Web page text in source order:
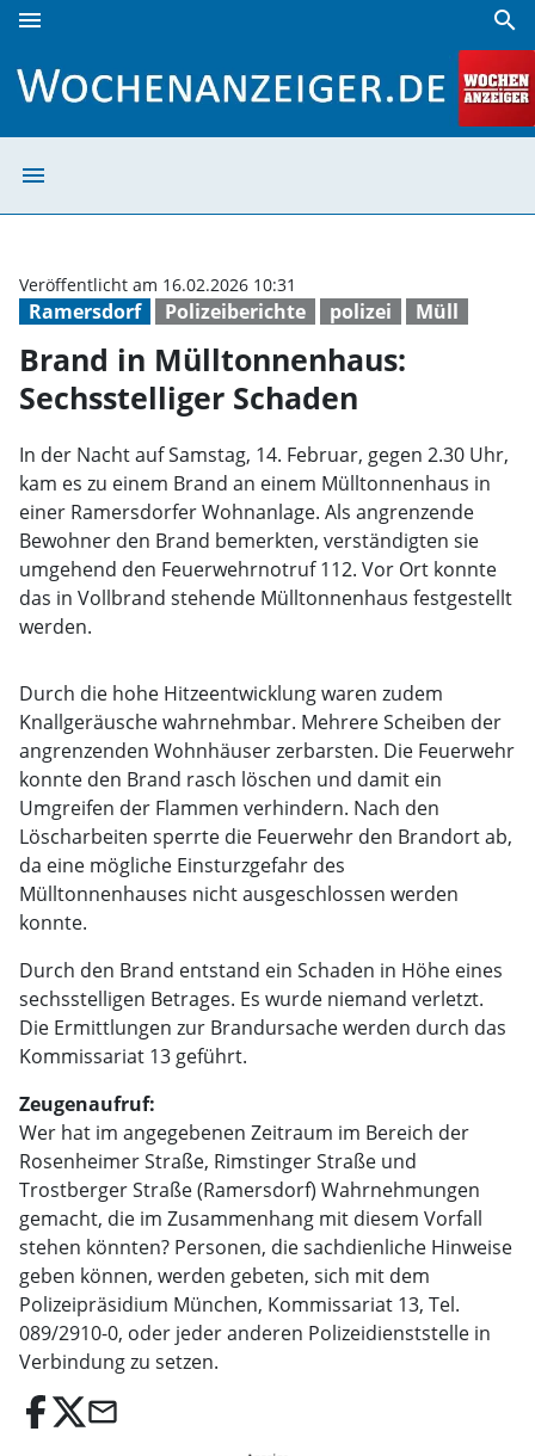
menu search
menu
Ramersdorf Polizeiberichte polizei Müll
Veröffentlicht am 16.02.2026 10:31
Brand in Mülltonnenhaus:
Sechsstelliger Schaden
In der Nacht auf Samstag, 14. Februar, gegen 2.30 Uhr,
kam es zu einem Brand an einem Mülltonnenhaus in
einer Ramersdorfer Wohnanlage. Als angrenzende
Bewohner den Brand bemerkten, verständigten sie
umgehend den Feuerwehrnotruf 112. Vor Ort konnte
das in Vollbrand stehende Mülltonnenhaus festgestellt
werden.
Durch die hohe Hitzeentwicklung waren zudem
Knallgeräusche wahrnehmbar. Mehrere Scheiben der
angrenzenden Wohnhäuser zerbarsten. Die Feuerwehr
konnte den Brand rasch löschen und damit ein
Umgreifen der Flammen verhindern. Nach den
Löscharbeiten sperrte die Feuerwehr den Brandort ab,
da eine mögliche Einsturzgefahr des
Mülltonnenhauses nicht ausgeschlossen werden
konnte.
Durch den Brand entstand ein Schaden in Höhe eines
sechsstelligen Betrages. Es wurde niemand verletzt.
Die Ermittlungen zur Brandursache werden durch das
Kommissariat 13 geführt.
Zeugenaufruf:
Wer hat im angegebenen Zeitraum im Bereich der
Rosenheimer Straße, Rimstinger Straße und
Trostberger Straße (Ramersdorf) Wahrnehmungen
gemacht, die im Zusammenhang mit diesem Vorfall
stehen könnten? Personen, die sachdienliche Hinweise
geben können, werden gebeten, sich mit dem
Polizeipräsidium München, Kommissariat 13, Tel.
089/2910-0, oder jeder anderen Polizeidienststelle in
Verbindung zu setzen.
email